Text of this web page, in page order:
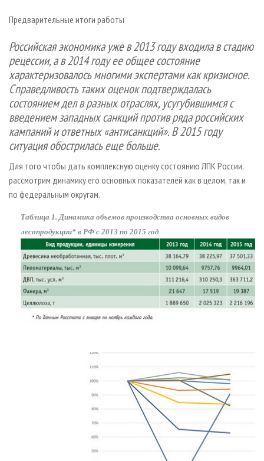
ПРОИЗВОДСТВО ДРЕВЕСНЫХ ПЛИТ
ДЕРЕВЯННОЕ ДОМОСТРОЕНИЕ
ПРОИЗВОДСТВО МЕБЕЛИ
БИОЭНЕРГЕТИКА
ЦБП
ИНСТРУМЕНТ И МАТЕРИАЛЫ
МОБИЛЬНЫЕ ВЫСТАВКИ
ОФИЦИАЛЬНЫЕ ДЕЛЕГАЦИИ
ПРИОРИТЕТНЫЕ ИНВЕСТПРОЕКТЫ
RUSSIAN FORESTRY REVIEW
ГАЗЕТА ЛЕСПРОМФОРУМ
БИБЛИОТЕКА СПЕЦИАЛИСТА
Предварительные итоги работы
Российская экономика уже в 2013 году входила в стадию
рецессии, а в 2014 году ее общее состояние
характеризовалось многими экспертами как кризисное.
Справедливость таких оценок подтверждалась
состоянием дел в разных отраслях, усугубившимся с
введением западных санкций против ряда российских
кампаний и ответных «антисанкций». В 2015 году
ситуация обострилась еще больше.
Для того чтобы дать комплексную оценку состоянию ЛПК России,
рассмотрим динамику его основных показателей как в целом, так и
по федеральным округам.
Таблица 1. Динамика объемов производства основных видов
лесопродукции* в РФ с 2013 по 2015 год